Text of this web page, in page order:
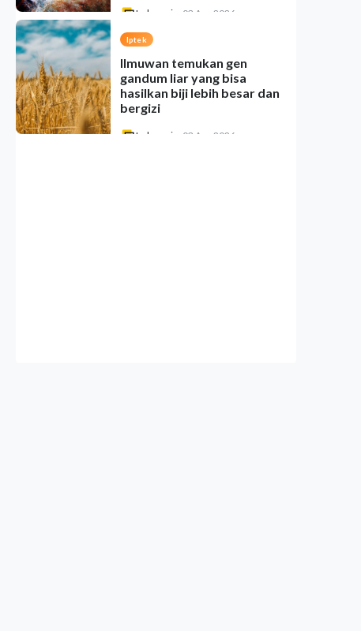
Indonesia 03 Aug 2026
Iptek
Ilmuwan temukan gen
gandum liar yang bisa
hasilkan biji lebih besar dan
bergizi
Indonesia 03 Aug 2026